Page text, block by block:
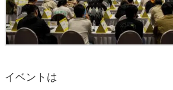
イベントは